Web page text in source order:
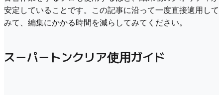
安定していることです。この記事に沿って一度直接適用して
みて、編集にかかる時間を減らしてみてください。
スーパートンクリア使用ガイド